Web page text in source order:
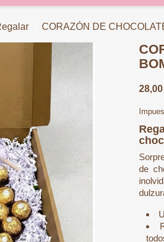
CORAZÓN DE
de